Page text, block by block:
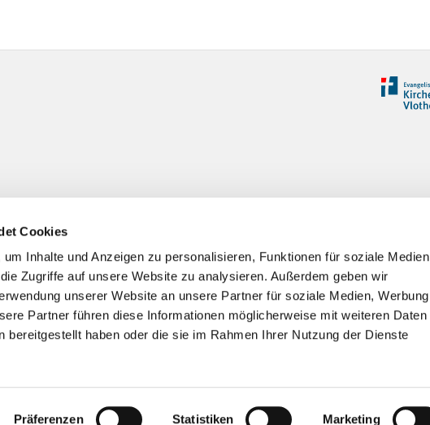
Cookies
Inhalte und Anzeigen zu personalisieren, Funktionen für soziale Medien
Zugriffe auf unsere Website zu analysieren. Außerdem geben wir
unserer Website an unsere Partner für soziale Medien, Werbung
Partner führen diese Informationen möglicherweise mit weiteren Daten
bereitgestellt haben oder die sie im Rahmen Ihrer Nutzung der Dienste
Präferenzen Statistiken Marketing
Impressum Datenschutzerklärung ChurchDesk-Login